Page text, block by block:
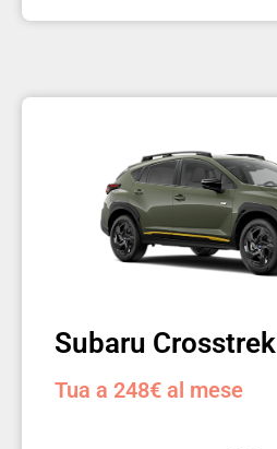
Subaru Crosstrek
Tua a 248€ al mese